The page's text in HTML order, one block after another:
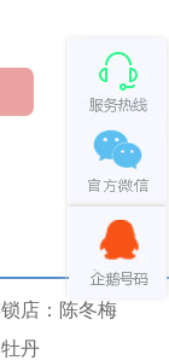
店：陈冬梅
丹